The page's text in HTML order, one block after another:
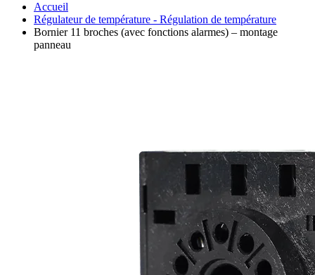
Accueil
Régulateur de température - Régulation de température
Bornier 11 broches (avec fonctions alarmes) – montage
panneau